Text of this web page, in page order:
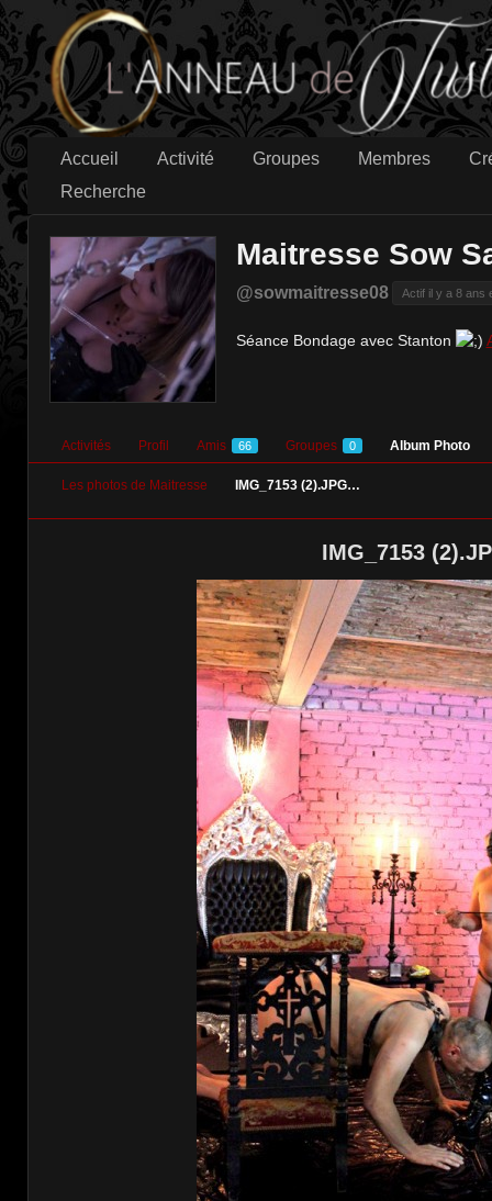
Accueil Activité Groupes Membres
Recherche
Maitresse Sow
@sowmaitresse08 Actif il y a 8 ans
Séance Bondage avec Stanton
Activités Profil Amis 66 Groupes 0 Album Photo
Les photos de Maitresse IMG_7153 (2).JPG…
IMG_7153